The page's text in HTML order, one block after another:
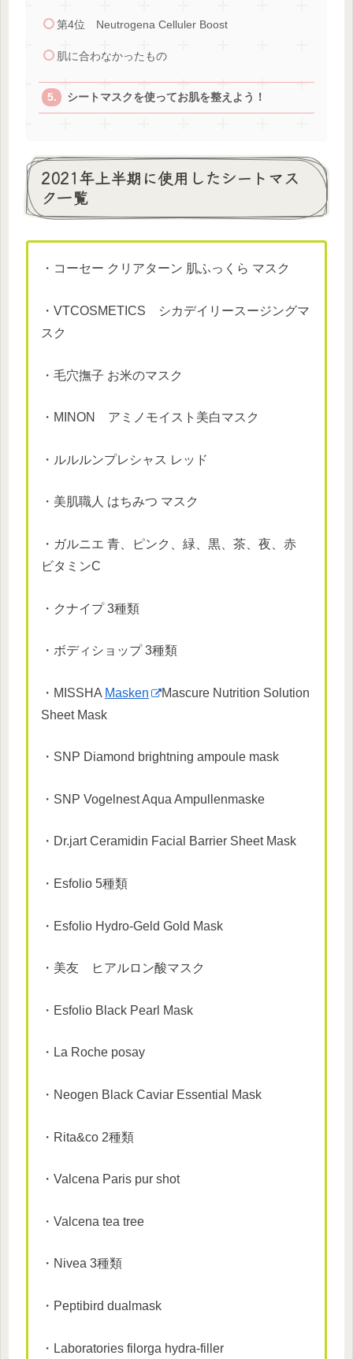
第4位 Neutrogena Celluler Boost
肌に合わなかったもの
シートマスクを使ってお肌を整えよう！
2021年上半期に使用したシートマス
ク一覧
・コーセー クリアターン 肌ふっくら マスク
・VTCOSMETICS シカデイリースージングマ
スク
・毛穴撫子 お米のマスク
・MINON アミノモイスト美白マスク
・ルルルンプレシャス レッド
・美肌職人 はちみつ マスク
・ガルニエ 青、ピンク、緑、黒、茶、夜、赤
ビタミンC
・クナイプ 3種類
・ボディショップ 3種類
・MISSHA Masken
Mascure Nutrition Solution
Sheet Mask
・SNP Diamond brightning ampoule mask
・SNP Vogelnest Aqua Ampullenmaske
・Dr.jart Ceramidin Facial Barrier Sheet Mask
・Esfolio 5種類
・Esfolio Hydro-Geld Gold Mask
・美友 ヒアルロン酸マスク
・Esfolio Black Pearl Mask
・La Roche posay
・Neogen Black Caviar Essential Mask
・Rita&co 2種類
・Valcena Paris pur shot
・Valcena tea tree
・Nivea 3種類
・Peptibird dualmask
・Laboratories filorga hydra-filler